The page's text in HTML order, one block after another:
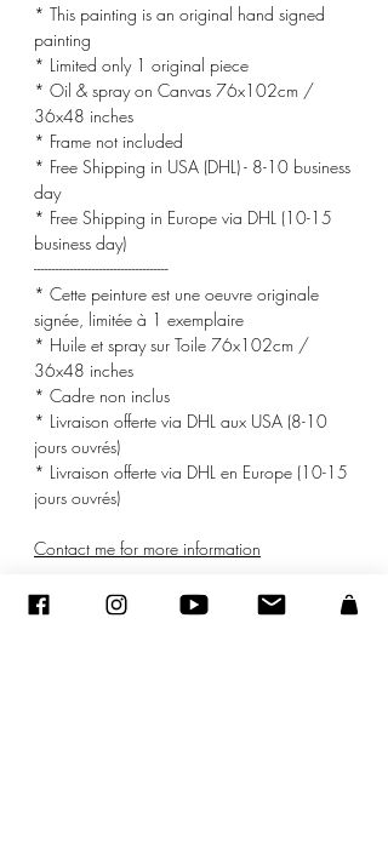
* This painting is an original hand signed
painting
* Limited only 1 original piece
* Oil & spray on Canvas 76x102cm /
36x48 inches
* Frame not included
* Free Shipping in USA (DHL) - 8-10 business
day
* Free Shipping in Europe via DHL (10-15
business day)
-------------------------------------
* Cette peinture est une oeuvre originale
signée, limitée à 1 exemplaire
* Huile et spray sur Toile 76x102cm /
36x48 inches
* Cadre non inclus
* Livraison offerte via DHL aux USA (8-10
jours ouvrés)
* Livraison offerte via DHL en Europe (10-15
jours ouvrés)
Contact me for more information
Limited Edition Prints numbered & signed